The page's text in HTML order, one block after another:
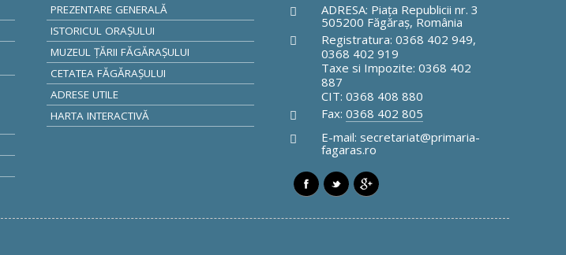
PREZENTARE GENERALĂ
ISTORICUL ORAŞULUI
MUZEUL ŢĂRII FĂGĂRAŞULUI
CETATEA FĂGĂRAŞULUI
ADRESE UTILE
HARTA INTERACTIVĂ
ADRESA: Piaţa Republicii nr. 3
505200 Făgăraş, România
Registratura: 0368 402 949,
0368 402 919
Taxe si Impozite: 0368 402
887
CIT: 0368 408 880
Fax: 0368 402 805
E-mail: secretariat@primaria-
fagaras.ro